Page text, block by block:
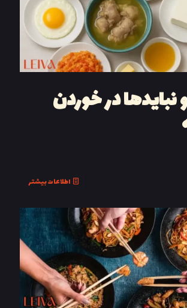
نبایدها در خوردن
اطلاعات بیشتر